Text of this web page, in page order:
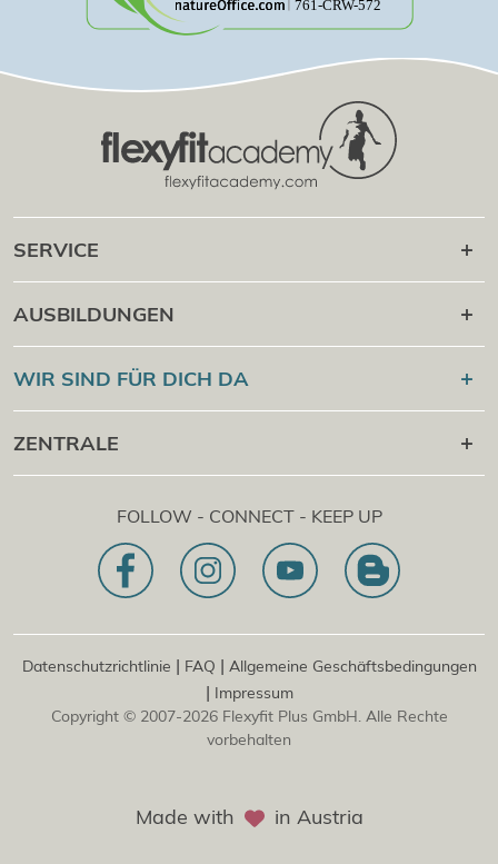
SERVICE
Karriere danach
Online Campus
Cert Check
AUSBILDUNGEN
Flexyfit
Sport Academy
Flexyfit Massage Academy
Flexyfit®Beauty Academy
WIR SIND FÜR DICH DA
+43 1 997 27 38
[email protected]
Beratungs- & Onlineanfrage
Unser Leitbild
ZENTRALE
1030 | Österreich
Dietrichgasse 27 E.EG2
Zweigstelle | DE
Konrad-Zuse-Platz 8
FOLLOW - CONNECT - KEEP UP
Datenschutzrichtlinie | FAQ | Allgemeine Geschäftsbedingungen
| Impressum
Copyright © 2007-2026 Flexyfit Plus GmbH. Alle Rechte
vorbehalten
Made with in Austria